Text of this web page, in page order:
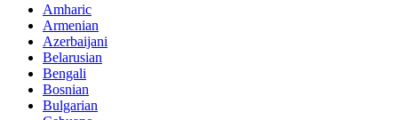
Amharic
Armenian
Azerbaijani
Belarusian
Bengali
Bosnian
Bulgarian